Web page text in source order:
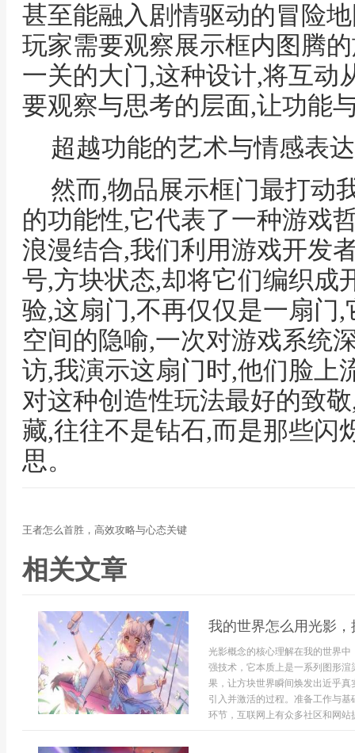
甚至能融入剧情驱动的冒险
玩家需要观察展示框内图腾
一关的大门,这种设计,将互动
要观察与思考的层面,让功能
超越功能的艺术与情感表达
然而,物品展示框门最打动
的功能性,它代表了一种游戏
浪漫结合,我们利用游戏开发
号,方块状态,却将它们编织成
验,这扇门,不再仅仅是一扇门
空间的隐喻,一次对游戏系统
访,我演示这扇门时,他们脸上
对这种创造性玩法最好的致
藏,往往不是钻石,而是那些闪
思。
王者怎么首胜，高效攻略与心态关键
相关文章
我的世界怎么用光影
光影概念的核心理解在我的世界
强技术，它本质上是一系列图形
果，让方块世界瞬间焕发出近乎
引入并激活的过程。准备工作与
环节，互联网上有众多社区和网站